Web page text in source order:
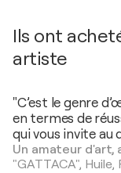
Ils ont
artiste
"C’est le genre
en termes de
qui vous invite au
Un amateur
"GATTACA", Huile,